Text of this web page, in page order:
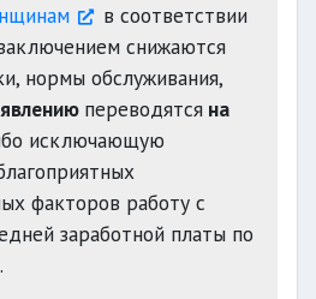
в соответствии
снижаются
нормы обслуживания,
переводятся на
исключающую
факторов работу с
заработной платы по